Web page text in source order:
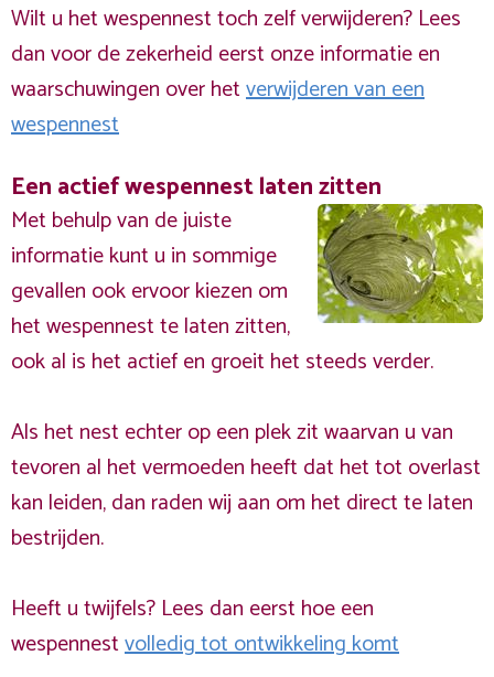
Wilt u het wespennest toch zelf verwijderen? Lees
dan voor de zekerheid eerst onze informatie en
waarschuwingen over hetverwijderen van een
wespennest
Een actief wespennest laten zitten
Met behulp van de juiste
informatie kunt u in sommige
gevallen ook ervoor kiezen om
het wespennest te laten zitten,
ook al is het actief en groeit het steeds verder.
Als het nest echter op een plek zit waarvan u van
tevoren al het vermoeden heeft dat het tot overlast
kan leiden, dan raden wij aan om het direct te laten
bestrijden.
Heeft u twijfels? Lees dan eerst hoe een
wespennestvolledig tot ontwikkeling komt